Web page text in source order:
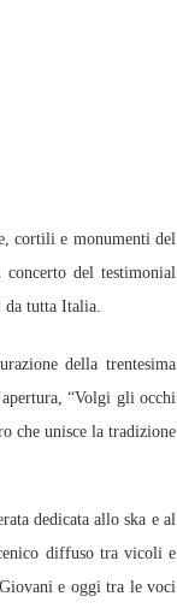
cortili e monumenti del
del testimonial
tutta Italia.
della trentesima
“Volgi gli occhi
che unisce la tradizione
dedicata allo ska e al
diffuso tra vicoli e
e oggi tra le voci